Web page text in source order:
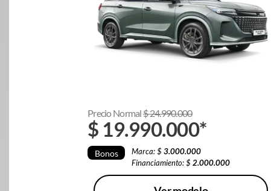
Precio Normal$24.990.000
$ 19.990.000*
Bonos Marca: $3.000.000
Financiamiento: $2.000.000